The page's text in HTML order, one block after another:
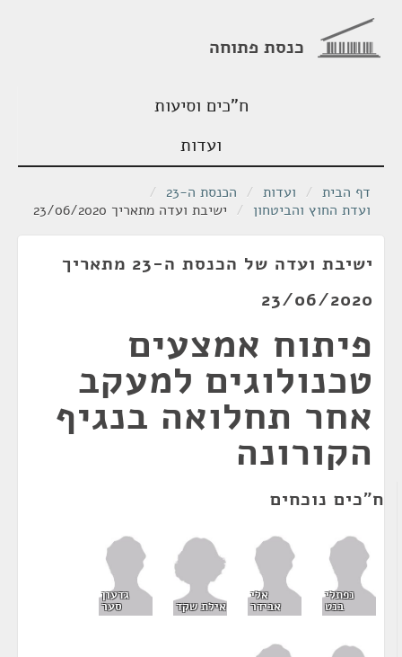
כנסת פתוחה
ח"כים וסיעות
ועדות
דף הבית / ועדות / הכנסת ה-23
/
ועדת החוץ והביטחון / ישיבת ועדה מתאריך 23/06/2020
ישיבת ועדה של הכנסת ה-23 מתאריך
23/06/2020
פיתוח אמצעים
טכנולוגים למעקב
אחר תחלואה בנגיף
הקורונה
ח"כים נוכחים
נפתלי
בנט
אלי
אבידר אילת שקד
גדעון
סער